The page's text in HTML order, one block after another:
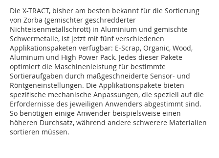
Die X-TRACT, bisher am besten bekannt für die Sortierung
von Zorba (gemischter geschredderter
Nichteisenmetallschrott) in Aluminium und gemischte
Schwermetalle, ist jetzt mit fünf verschiedenen
Applikationspaketen verfügbar: E-Scrap, Organic, Wood,
Aluminum und High Power Pack. Jedes dieser Pakete
optimiert die Maschinenleistung für bestimmte
Sortieraufgaben durch maßgeschneiderte Sensor- und
Röntgeneinstellungen. Die Applikationspakete bieten
spezifische mechanische Anpassungen, die speziell auf die
Erfordernisse des jeweiligen Anwenders abgestimmt sind.
So benötigen einige Anwender beispielsweise einen
höheren Durchsatz, während andere schwerere Materialien
sortieren müssen.